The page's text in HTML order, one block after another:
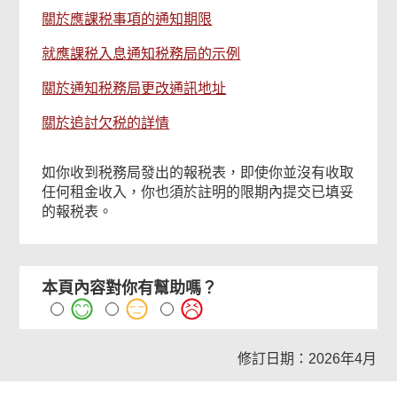
關於應課税事項的通知期限
就應課税入息通知税務局的示例
關於通知税務局更改通訊地址
關於追討欠税的詳情
如你收到税務局發出的報税表，即使你並沒有收取
任何租金收入，你也須於註明的限期內提交已填妥
的報税表。
本頁內容對你有幫助嗎？
修訂日期：2026年4月